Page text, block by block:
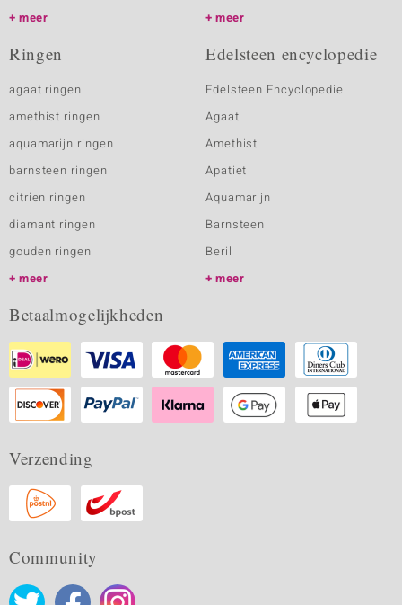
meer
meer
Ringen
agaat ringen
amethist ringen
aquamarijn ringen
barnsteen ringen
citrien ringen
diamant ringen
gouden ringen
meer
Edelsteen encyclopedie
Edelsteen Encyclopedie
Agaat
Amethist
Apatiet
Aquamarijn
Barnsteen
Beril
meer
Betaalmogelijkheden
Verzending
Community